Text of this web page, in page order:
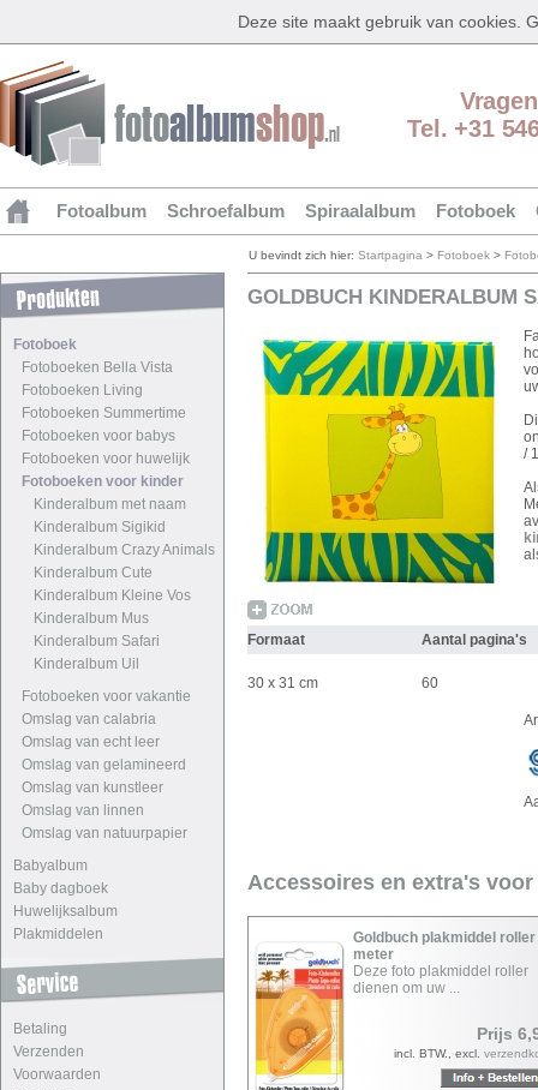
Deze site maakt gebruik van cookies.
Tel. +31
Fotoalbum Schroefalbum Spiraalalbum Fotoboek
Fotoboek
Fotoboeken Bella Vista
Fotoboeken Living
Fotoboeken Summertime
Fotoboeken voor babys
Fotoboeken voor huwelijk
Fotoboeken voor kinder
Kinderalbum met naam
Kinderalbum Sigikid
Kinderalbum Crazy Animals
Kinderalbum Cute
Kinderalbum Kleine Vos
Kinderalbum Mus
Kinderalbum Safari
Kinderalbum Uil
Fotoboeken voor vakantie
Omslag van calabria
Omslag van echt leer
Omslag van gelamineerd
Omslag van kunstleer
Omslag van linnen
Omslag van natuurpapier
Babyalbum
Baby dagboek
Huwelijksalbum
Plakmiddelen
Betaling
Verzenden
Voorwaarden
U bevindt zich hier: Startpagina > Fotoboek >
GOLDBUCH KINDERALBUM
/
Formaat Aantal pagina's
30 x 31 cm 60
Accessoires en extra's
Goldbuch plakmiddel roller
meter
Deze foto plakmiddel roller
dienen om uw ...
Prijs
incl. BTW., excl.